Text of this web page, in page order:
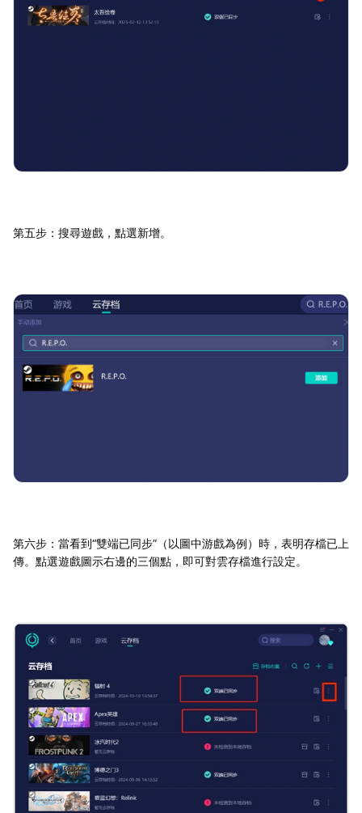
第五步：搜尋遊戲，點選新增。
第六步：當看到“雙端已同步”（以圖中游戲為例）時，表明存檔已上
傳。點選遊戲圖示右邊的三個點，即可對雲存檔進行設定。